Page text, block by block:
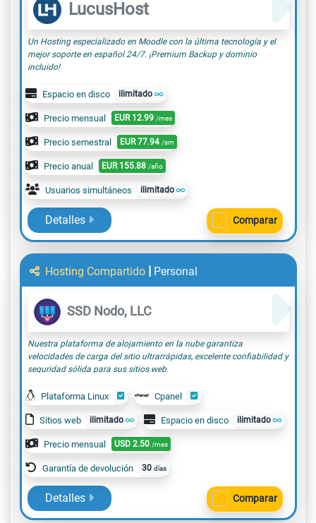
LucusHost
Un Hosting especializado en Moodle con la última tecnología y el
mejor soporte en español 24/7. ¡Premium Backup y dominio
incluido!
Espacio en disco ilimitado
Precio mensual EUR 12.99 /mes
Precio semestral EUR 77.94 /sm
Precio anual EUR 155.88 /año
Usuarios simultáneos ilimitado
Detalles Comparar
Hosting Compartido | Personal
SSD Nodo, LLC
Nuestra plataforma de alojamiento en la nube garantiza
velocidades de carga del sitio ultrarrápidas, excelente confiabilidad y
seguridad sólida para sus sitios web.
Plataforma Linux Cpanel
Sitios web ilimitado Espacio en disco ilimitado
Precio mensual USD 2.50 /mes
Garantía de devolución 30 días
Detalles Comparar